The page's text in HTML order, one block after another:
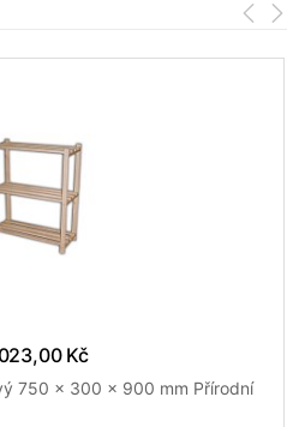
Kč
750 x 300 x 900 mm Přírodní